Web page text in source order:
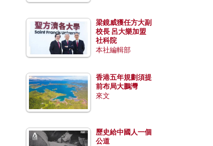
梁鏡威獲任方大副
校長 呂大樂加盟
社科院
本社編輯部
香港五年規劃須提
前布局大鵬灣
來文
歷史給中國人一個
公道